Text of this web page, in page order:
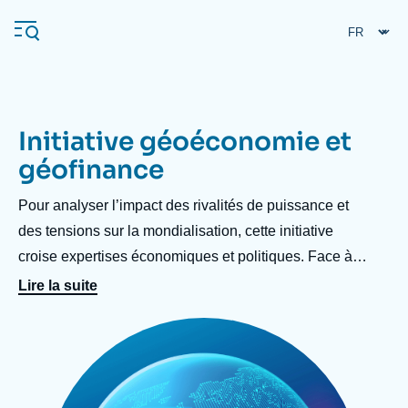
au
contenu
Navigation
principale
Analyses
À propos de l'Ifri
Proche-Orient
Initiative géoéconomie et
géofinance
Accroche
centre
Pour analyser l’impact des rivalités de puissance et
des tensions sur la mondialisation, cette initiative
croise expertises économiques et politiques. Face à
un risque géopolitique grandissant, il s’agit de
poussées protectionnistes, sanctions, restrictions,
politiques industrielles ou préoccupations de sécurité
économique redéfinissent les règles du jeu
Lire la suite